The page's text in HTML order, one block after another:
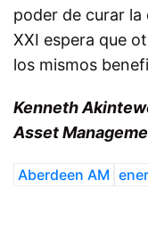
poder de curar la
XXI espera que
los mismos
Kenneth
Asset
Aberdeen AM